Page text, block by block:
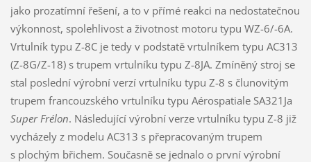
jako prozatímní řešení, a to v přímé reakci na nedostatečnou
výkonnost, spolehlivost a životnost motoru typu WZ-6/-6A.
Vrtulník typu Z-8C je tedy v podstatě vrtulníkem typu AC313
(Z-8G/Z-18) s trupem vrtulníku typu Z-8JA. Zmíněný stroj se
stal poslední výrobní verzí vrtulníku typu Z-8 s člunovitým
trupem francouzského vrtulníku typu Aérospatiale SA321Ja
Super Frélon. Následující výrobní verze vrtulníku typu Z-8 již
vycházely z modelu AC313 s přepracovaným trupem
s plochým břichem. Současně se jednalo o první výrobní